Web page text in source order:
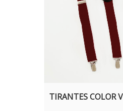
TIRANTES COLOR